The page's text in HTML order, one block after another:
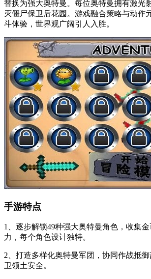
替换为强大奥特曼。每位奥特曼拥有激光
灭僵尸保卫后花园。游戏融合策略与动作
斗体验，世界观广阔引人入胜。
手游特点
1、逐步解锁49种强大奥特曼角色，收集
力，每个角色设计独特。
2、打造多样化奥特曼军团，协同作战抵
卫领土安全。